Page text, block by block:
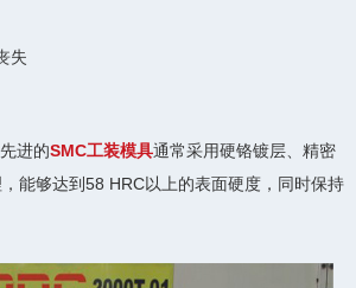
失
进的SMC工装模具通常采用硬铬镀层、精密
能够达到58 HRC以上的表面硬度，同时保持